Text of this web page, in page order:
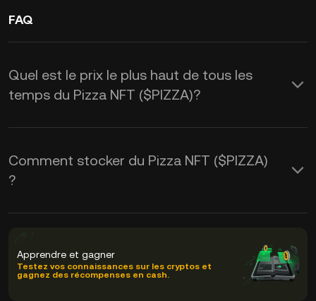
FAQ
Quel est le prix le plus haut de tous les
temps du Pizza NFT ($PIZZA)?
Comment stocker du Pizza NFT ($PIZZA)
?
Apprendre et gagner
Testez vos connaissances sur les cryptos et
gagnez des récompenses en cash.